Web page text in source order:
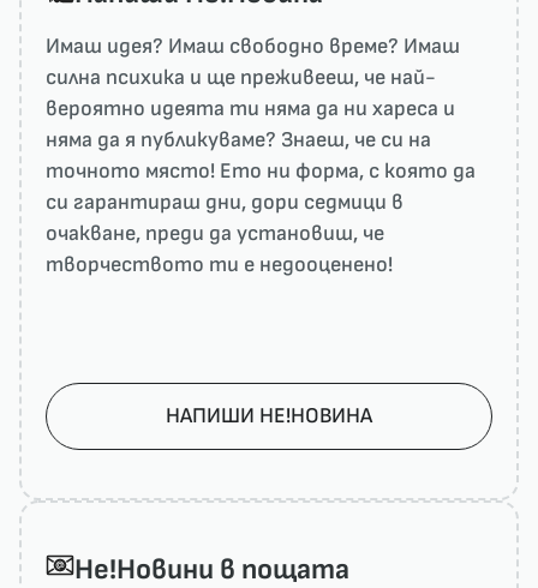
Имаш идея? Имаш свободно време? Имаш
силна психика и ще преживееш, че най-
вероятно идеята ти няма да ни харесa и
няма да я публикуваме? Знаеш, че си на
точното място! Ето ни форма, с която да
си гарантираш дни, дори седмици в
очакване, преди да установиш, че
творчеството ти е недооценено!
НАПИШИ НЕ!НОВИНА
He!Новини в пощата